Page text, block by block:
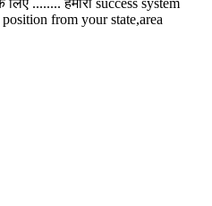
........ हमारा success system
from your state,area